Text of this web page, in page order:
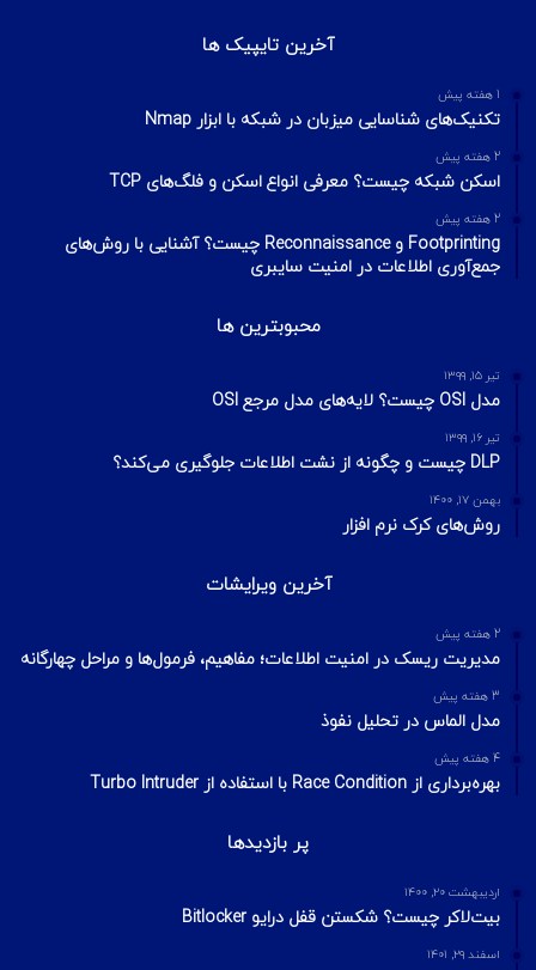
RAR
چطور تلگرام را هک کنیم؟ آموزش تصویری هک
تلگرام
شهریور ۲۴, ۱۳۹۹
تکنیک‌های شناسایی میزبان در شبکه با ابزار Nmap
2 هفته پیش
اسکن شبکه چیست؟ معرفی انواع اسکن و فلگ‌های TCP
2 هفته پیش
جمع‌آوری اطلاعات در امنیت سایبری
محبوبترین ها
DLP چیست و چگونه از نشت اطلاعات جلوگیری می‌کند؟